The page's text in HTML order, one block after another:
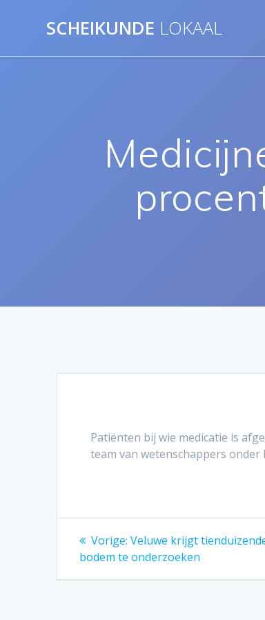
inhoud
SCHEIKUNDE LOKAAL
Patiënten bij wie medicatie is
team van wetenschappers onder
Bericht
navigatie
Vorige: Vorig
bericht:
Veluwe krijgt
bodem te onderzoeken